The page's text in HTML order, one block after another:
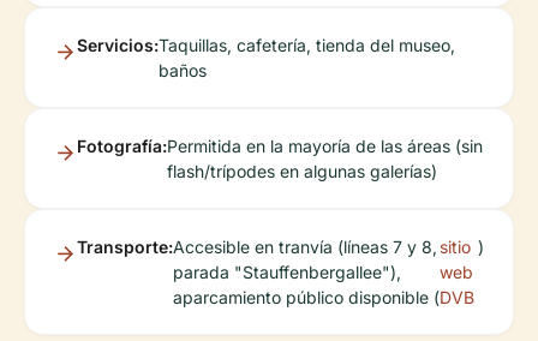
Servicios:Taquillas, cafetería, tienda del museo,
baños
Fotografía:Permitida en la mayoría de las áreas (sin
flash/trípodes en algunas galerías)
Transporte:Accesible en tranvía (líneas 7 y 8,
parada "Stauffenbergallee"),
aparcamiento público disponible (
sitio
web
DVB
)